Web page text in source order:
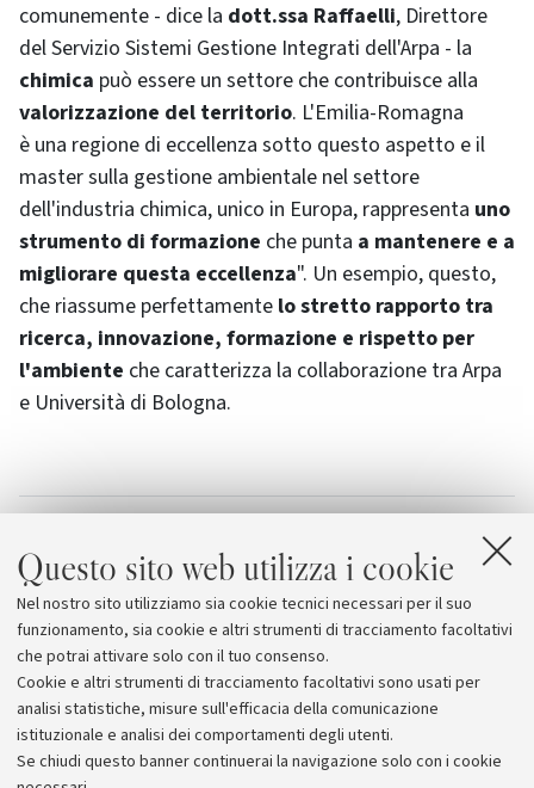
Questo sito web utilizza i cookie
Nel nostro sito utilizziamo sia cookie tecnici necessari per il suo
funzionamento, sia cookie e altri strumenti di tracciamento facoltativi
che potrai attivare solo con il tuo consenso.
Cookie e altri strumenti di tracciamento facoltativi sono usati per
analisi statistiche, misure sull'efficacia della comunicazione
istituzionale e analisi dei comportamenti degli utenti.
Se chiudi questo banner continuerai la navigazione solo con i cookie
comunemente - dice la dott.ssa Raffaelli, Direttore
del Servizio Sistemi Gestione Integrati dell'Arpa - la
chimica può essere un settore che contribuisce alla
valorizzazione del territorio. L'Emilia-Romagna
è una regione di eccellenza sotto questo aspetto e il
master sulla gestione ambientale nel settore
dell'industria chimica, unico in Europa, rappresenta uno
strumento di formazione che punta a mantenere e a
migliorare questa eccellenza". Un esempio, questo,
che riassume perfettamente lo stretto rapporto tra
ricerca, innovazione, formazione e rispetto per
l'ambiente che caratterizza la collaborazione tra Arpa
e Università di Bologna.
Scuola Superiore di Politiche per la Salute
Arpa Emilia-Romagna